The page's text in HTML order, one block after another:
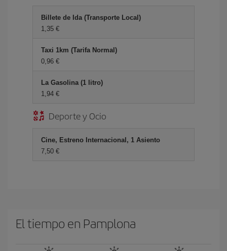
Billete de Ida (Transporte Local)
1,35 €
Taxi 1km (Tarifa Normal)
0,96 €
La Gasolina (1 litro)
1,94 €
Deporte y Ocio
Cine, Estreno Internacional, 1 Asiento
7,50 €
El tiempo en Pamplona